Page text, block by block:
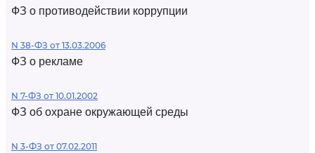
ФЗ о противодействии коррупции
N 38-ФЗ от 13.03.2006
ФЗ о рекламе
N 7-ФЗ от 10.01.2002
ФЗ об охране окружающей среды
N 3-ФЗ от 07.02.2011